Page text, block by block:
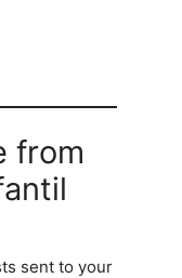
from
sent to your